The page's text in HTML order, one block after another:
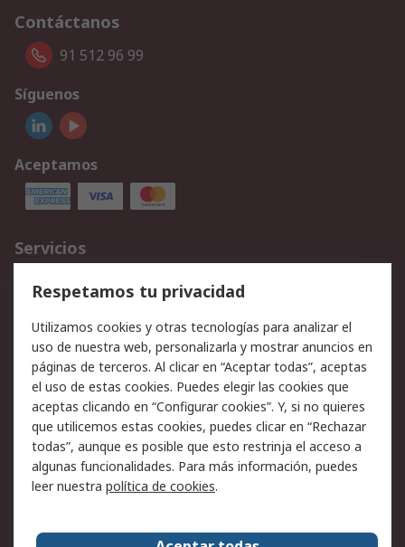
Contáctanos
91 512 96 99
Síguenos
Aceptamos
Servicios
Cómo realizar pedidos
Devoluciones
Facturación y pago
Ofertas
Soporte técnico
Legal
Aviso legal
Política de privacidad -
Actualizada
Política sobre cookies
Seguridad de emails
Certificaciones de
Condiciones de venta
Respetamos tu privacidad
Utilizamos cookies y otras tecnologías para analizar el
uso de nuestra web, personalizarla y mostrar anuncios en
páginas de terceros. Al clicar en “Aceptar todas”, aceptas
el uso de estas cookies. Puedes elegir las cookies que
aceptas clicando en “Configurar cookies”. Y, si no quieres
que utilicemos estas cookies, puedes clicar en “Rechazar
todas”, aunque es posible que esto restrinja el acceso a
algunas funcionalidades. Para más información, puedes
leer nuestra política de cookies.